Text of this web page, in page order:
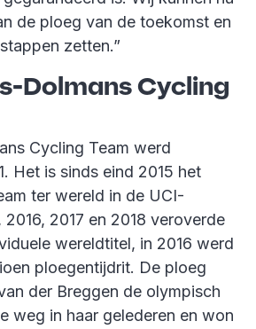
de ploeg van de toekomst en
zetten.”
Dolmans Cycling
Cycling Team werd
Het is sinds eind 2015 het
ter wereld in de UCI-
2016, 2017 en 2018 veroverde
wereldtitel, in 2016 werd
ploegentijdrit. De ploeg
der Breggen de olympisch
weg in haar gelederen en won